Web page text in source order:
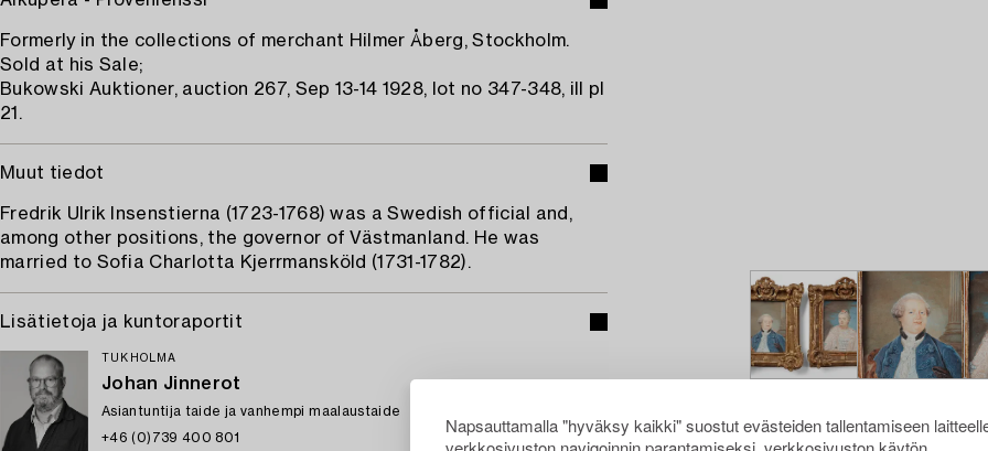
Napsauttamalla "hyväksy kaikki" suostut evästeiden tallentamiseen
Formerly in the collections of merchant Hilmer Åberg, Stockholm.
Sold at his Sale;
Bukowski Auktioner, auction 267, Sep 13-14 1928, lot no 347-348, ill pl
21.
Muut tiedot
Fredrik Ulrik Insenstierna (1723-1768) was a Swedish official and,
among other positions, the governor of Västmanland. He was
married to Sofia Charlotta Kjerrmansköld (1731-1782).
Lisätietoja ja kuntoraportit
TUKHOLMA
Johan Jinnerot
Asiantuntija taide ja vanhempi maalaustaide
+46 (0)739 400 801